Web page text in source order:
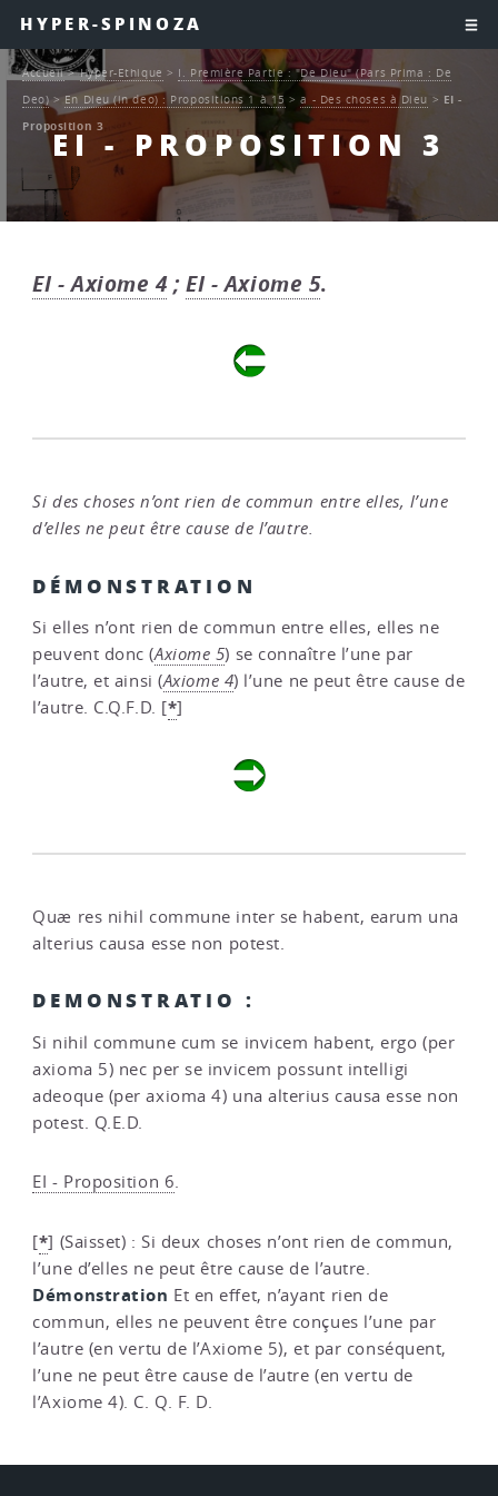
HYPER-SPINOZA
EI - PROPOSITION 3
Accueil>Hyper-Ethique > I. Première Partie : "De Dieu" (Pars Prima : De
Deo) > En Dieu (in deo) : Propositions 1 à 15 >a - Des choses à Dieu > EI -
Proposition 3
EI - Axiome 4;EI - Axiome 5.
Si des choses n’ont rien de commun entre elles, l’une
d’elles ne peut être cause de l’autre.
DÉMONSTRATION
Si elles n’ont rien de commun entre elles, elles ne
peuvent donc (Axiome 5) se connaître l’une par
l’autre, et ainsi (Axiome 4) l’une ne peut être cause de
l’autre. C.Q.F.D. [*]
Quæ res nihil commune inter se habent, earum una
alterius causa esse non potest.
DEMONSTRATIO :
Si nihil commune cum se invicem habent, ergo (per
axioma 5) nec per se invicem possunt intelligi
adeoque (per axioma 4) una alterius causa esse non
potest. Q.E.D.
EI - Proposition 6.
[*] (Saisset) : Si deux choses n’ont rien de commun,
l’une d’elles ne peut être cause de l’autre.
Démonstration Et en effet, n’ayant rien de
commun, elles ne peuvent être conçues l’une par
l’autre (en vertu de l’Axiome 5), et par conséquent,
l’une ne peut être cause de l’autre (en vertu de
l’Axiome 4). C. Q. F. D.